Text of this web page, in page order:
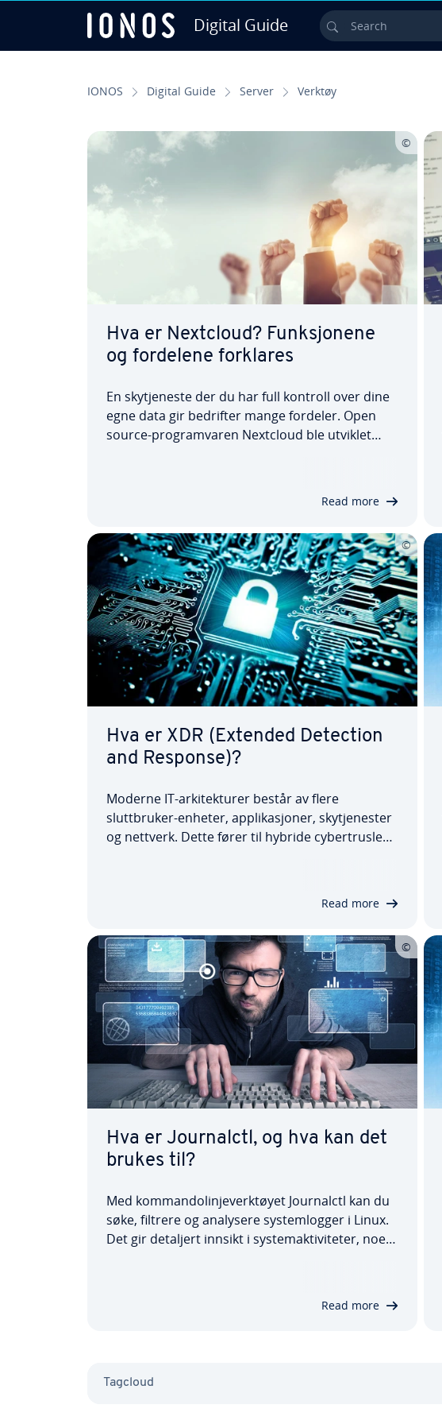
Digital Guide Search
IONOS Digital Guide Server Verktøy
Hva er Nextcloud? Funksjonene
og fordelene forklares
En skytjeneste der du har full kontroll over dine
egne data gir bedrifter mange fordeler. Open
source-programvaren Nextcloud ble utviklet
Read more
Hva er XDR (Extended Detection
and Response)?
Moderne IT-arkitekturer består av flere
sluttbruker-enheter, applikasjoner, skytjenester
og nettverk. Dette fører til hybride cybertrusler
Read more
Hva er Journalctl, og hva kan det
brukes til?
Med kommandolinjeverktøyet Journalctl kan du
søke, filtrere og analysere systemlogger i Linux.
Det gir detaljert innsikt i systemaktiviteter, noe
Read more
Tagcloud